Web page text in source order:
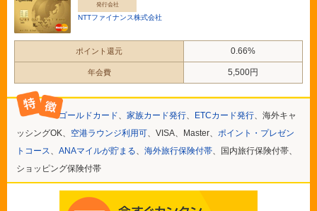
発行会社
NTTファイナンス株式会社
ポイント還元 0.66%
年会費 5,500円
ゴールドカード、 家族カード発行、 ETCカード発行、海外キャ
ッシングOK、 空港ラウンジ利用可、VISA、Master、 ポイント・プレゼン
トコース、 ANAマイルが貯まる、 海外旅行保険付帯、国内旅行保険付帯、
ショッピング保険付帯